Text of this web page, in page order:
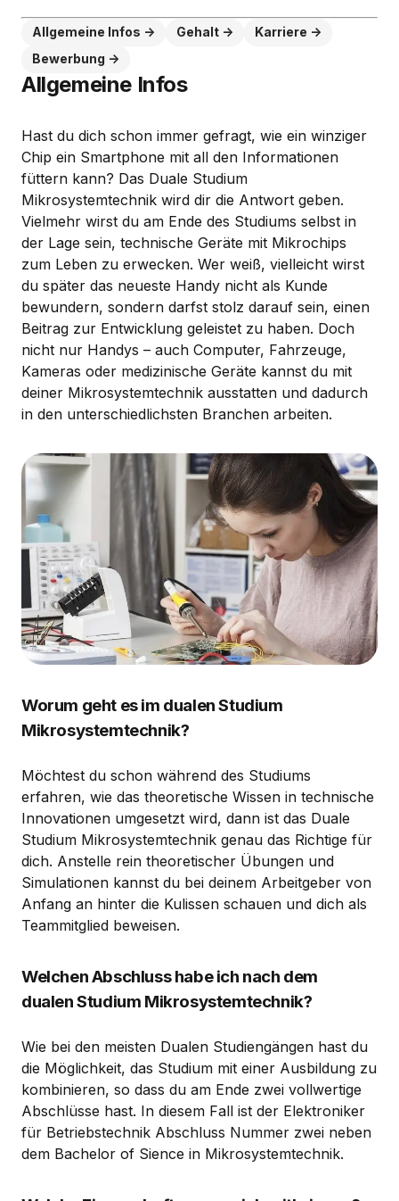
Allgemeine Infos Gehalt
Karriere
Bewerbung
Allgemeine Infos
Hast du dich schon immer gefragt, wie ein winziger
Chip ein Smartphone mit all den Informationen
füttern kann? Das Duale Studium
Mikrosystemtechnik wird dir die Antwort geben.
Vielmehr wirst du am Ende des Studiums selbst in
der Lage sein, technische Geräte mit Mikrochips
zum Leben zu erwecken. Wer weiß, vielleicht wirst
du später das neueste Handy nicht als Kunde
bewundern, sondern darfst stolz darauf sein, einen
Beitrag zur Entwicklung geleistet zu haben. Doch
nicht nur Handys – auch Computer, Fahrzeuge,
Kameras oder medizinische Geräte kannst du mit
deiner Mikrosystemtechnik ausstatten und dadurch
in den unterschiedlichsten Branchen arbeiten.
Worum geht es im dualen Studium
Mikrosystemtechnik?
Möchtest du schon während des Studiums
erfahren, wie das theoretische Wissen in technische
Innovationen umgesetzt wird, dann ist das Duale
Studium Mikrosystemtechnik genau das Richtige für
dich. Anstelle rein theoretischer Übungen und
Simulationen kannst du bei deinem Arbeitgeber von
Anfang an hinter die Kulissen schauen und dich als
Teammitglied beweisen.
Welchen Abschluss habe ich nach dem
dualen Studium Mikrosystemtechnik?
Wie bei den meisten Dualen Studiengängen hast du
die Möglichkeit, das Studium mit einer Ausbildung zu
kombinieren, so dass du am Ende zwei vollwertige
Abschlüsse hast. In diesem Fall ist der Elektroniker
für Betriebstechnik Abschluss Nummer zwei neben
dem Bachelor of Sience in Mikrosystemtechnik.